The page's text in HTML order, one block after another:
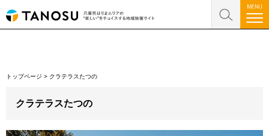
トップページ > クラテラスたつの
クラテラスたつの